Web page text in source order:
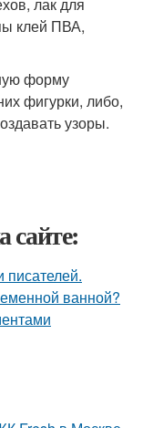
лак для
клей ПВА,
форму
фигурки, либо,
узоры.
сайте:
ванной?